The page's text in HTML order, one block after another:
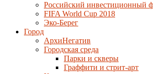
Российский инвестиционный
FIFA World Cup 2018
Эко-Берег
Город
АрхиНегатив
Городская среда
Парки и скверы
Граффити и стрит-арт